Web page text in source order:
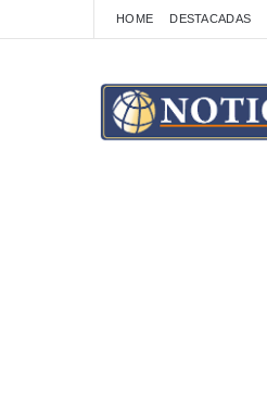
HOME DESTACADAS